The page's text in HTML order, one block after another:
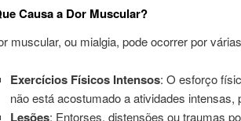
Causa a Dor Muscular?
muscular, ou mialgia, pode ocorrer por
Exercícios Físicos Intensos: O esforço
não está acostumado a atividades
Lesões: Entorses, distensões ou traumas